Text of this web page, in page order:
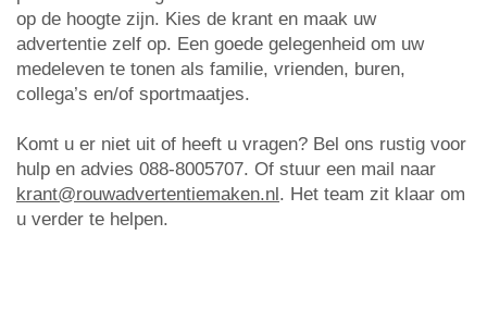
op de hoogte zijn. Kies de krant en maak uw
advertentie zelf op. Een goede gelegenheid om uw
medeleven te tonen als familie, vrienden, buren,
collega’s en/of sportmaatjes.
Komt u er niet uit of heeft u vragen? Bel ons rustig voor
hulp en advies 088-8005707. Of stuur een mail naar
krant@rouwadvertentiemaken.nl. Het team zit klaar om
u verder te helpen.